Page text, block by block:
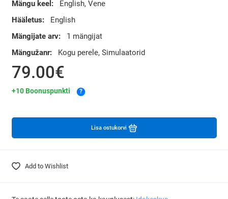
Mängu keel:
English, Vene
Hääletus:
English
Mängijate arv:
1 mängijat
Mängužanr:
Kogu perele, Simulaatorid
79.00€
+10 Boonuspunkti ?
Lisa ostukorvi
Add to Wishlist